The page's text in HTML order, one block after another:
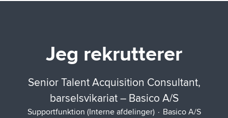
Jeg rekrutterer
Senior Talent Acquisition Consultant,
barselsvikariat – Basico A/S
Supportfunktion (Interne afdelinger) · Basico A/S